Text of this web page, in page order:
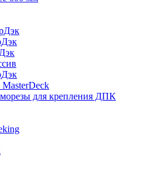
для крепления ДПК